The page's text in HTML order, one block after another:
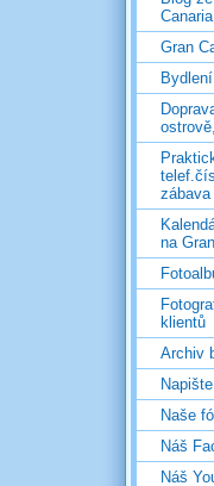
Canaria
Gran
zábava
na
klientů
Archiv
Naše
Náš
Náš